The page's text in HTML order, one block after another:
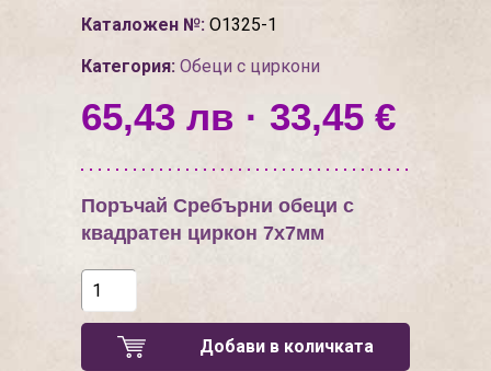
Каталожен №: О1325-1
Категория: Обеци с циркони
65,43 лв · 33,45 €
Поръчай Сребърни обеци с
квадратен циркон 7х7мм
Добави в количката